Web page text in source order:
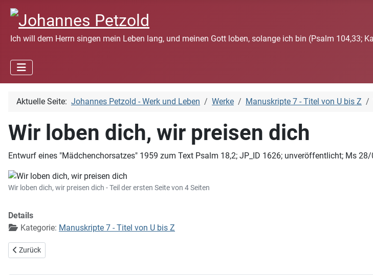
Ich will dem Herrn singen mein Leben lang, und meinen Gott loben, solange ich bin (Psalm 104,33;
Aktuelle Seite: Johannes Petzold - Werk und Leben Werke Manuskripte 7 - Titel von U bis Z
Wir loben dich, wir preisen dich
Entwurf eines "Mädchenchorsatzes" 1959 zum Text Psalm 18,2; JP_ID 1626; unveröffentlicht; Ms
Wir loben dich, wir preisen dich - Teil der ersten Seite von 4 Seiten
Details
Kategorie: Manuskripte 7 - Titel von U bis Z
Vorheriger Beitrag: Wir haben einen Hirten
Zurück